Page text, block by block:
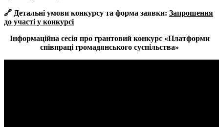
🔗 Детальні умови конкурсу та форма заявки: Запрошення
до участі у конкурсі
Інформаційна сесія про грантовий конкурс «Платформи
співпраці громадянського суспільства»